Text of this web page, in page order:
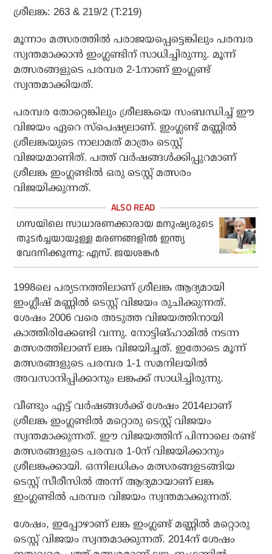
ശ്രീലങ്ക: 263 & 219/2 (T:219)
മൂന്നാം മത്സരത്തില്‍ പരാജയപ്പെട്ടെങ്കിലും പരമ്പര
സ്വന്തമാക്കാന്‍ ഇംഗ്ലണ്ടിന് സാധിച്ചിരുന്നു. മൂന്ന്
മത്സരങ്ങളുടെ പരമ്പര 2-1നാണ് ഇംഗ്ലണ്ട്
സ്വന്തമാക്കിയത്.
പരമ്പര തോറ്റെങ്കിലും ശ്രീലങ്കയെ സംബന്ധിച്ച് ഈ
വിജയം ഏറെ സ്‌പെഷ്യലാണ്. ഇംഗ്ലണ്ട് മണ്ണില്‍
ശ്രീലങ്കയുടെ നാലാമത് മാത്രം ടെസ്റ്റ്
വിജയമാണിത്. പത്ത് വര്‍ഷങ്ങള്‍ക്കിപ്പുറമാണ്
ശ്രീലങ്ക ഇംഗ്ലണ്ടില്‍ ഒരു ടെസ്റ്റ് മത്സരം
വിജയിക്കുന്നത്.
ഗസയിലെ സാധാരണക്കാരായ മനുഷ്യരുടെ
തുടര്‍ച്ചയായുള്ള മരണങ്ങളില്‍ ഇന്ത്യ
വേദനിക്കുന്നു: എസ്. ജയശങ്കര്‍
1998ലെ പര്യടനത്തിലാണ് ശ്രീലങ്ക ആദ്യമായി
ഇംഗ്ലീഷ് മണ്ണില്‍ ടെസ്റ്റ് വിജയം രുചിക്കുന്നത്.
ശേഷം 2006 വരെ അടുത്ത വിജയത്തിനായി
കാത്തിരിക്കേണ്ടി വന്നു. നോട്ടിങ്ഹാമില്‍ നടന്ന
മത്സരത്തിലാണ് ലങ്ക വിജയിച്ചത്. ഇതോടെ മൂന്ന്
മത്സരങ്ങളുടെ പരമ്പര 1-1 സമനിലയില്‍
അവസാനിപ്പിക്കാനും ലങ്കക്ക് സാധിച്ചിരുന്നു.
വീണ്ടും എട്ട് വര്‍ഷങ്ങള്‍ക്ക് ശേഷം 2014ലാണ്
ശ്രീലങ്ക ഇംഗ്ലണ്ടില്‍ മറ്റൊരു ടെസ്റ്റ് വിജയം
സ്വന്തമാക്കുന്നത്. ഈ വിജയത്തിന് പിന്നാലെ രണ്ട്
മത്സരങ്ങളുടെ പരമ്പര 1-0ന് വിജയിക്കാനും
ശ്രീലങ്കക്കായി. ഒന്നിലധികം മത്സരങ്ങളടങ്ങിയ
ടെസ്റ്റ് സീരീസില്‍ അന്ന് ആദ്യമായാണ് ലങ്ക
ഇംഗ്ലണ്ടില്‍ പരമ്പര വിജയം സ്വന്തമാക്കുന്നത്.
ശേഷം, ഇപ്പോഴാണ് ലങ്ക ഇംഗ്ലണ്ട് മണ്ണില്‍ മറ്റൊരു
ടെസ്റ്റ് വിജയം സ്വന്തമാക്കുന്നത്. 2014ന് ശേഷം